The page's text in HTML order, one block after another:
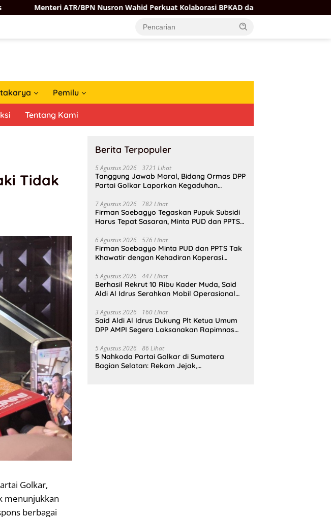
BPN Nusron Wahid Perkuat Kolaborasi BPKAD dan PPAT Demi Percepatan Layanan
Pemilu
Tentang Kami
Tidak
Golkar,
menunjukkan
berbagai
Berita Terpopuler
5 Agustus 2026 3721 Lihat
Tanggung Jawab Moral, Bidang Ormas DPP
Partai Golkar Laporkan Kegaduhan
7 Agustus 2026 782 Lihat
Firman Soebagyo Tegaskan Pupuk Subsidi
Harus Tepat Sasaran, Minta PUD dan PPTS
6 Agustus 2026 576 Lihat
Firman Soebagyo Minta PUD dan PPTS Tak
Khawatir dengan Kehadiran Koperasi
5 Agustus 2026 447 Lihat
Berhasil Rekrut 10 Ribu Kader Muda, Said
Aldi Al Idrus Serahkan Mobil Operasional
3 Agustus 2026 160 Lihat
Said Aldi Al Idrus Dukung Plt Ketua Umum
DPP AMPI Segera Laksanakan Rapimnas
5 Agustus 2026 86 Lihat
5 Nahkoda Partai Golkar di Sumatera
Bagian Selatan: Rekam Jejak,